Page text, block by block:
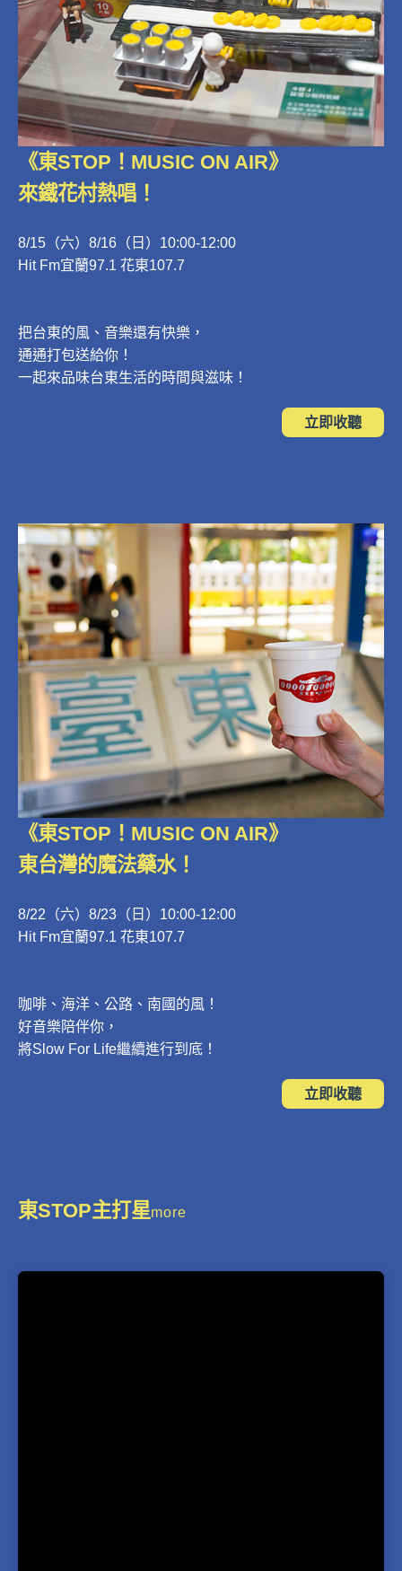
《東STOP！MUSIC ON AIR》
來鐵花村熱唱！
8/15（六）8/16（日）10:00-12:00
Hit Fm宜蘭97.1 花東107.7
把台東的風、音樂還有快樂，
通通打包送給你！
一起來品味台東生活的時間與滋味！
立即收聽
《東STOP！MUSIC ON AIR》
東台灣的魔法藥水！
8/22（六）8/23（日）10:00-12:00
Hit Fm宜蘭97.1 花東107.7
咖啡、海洋、公路、南國的風！
好音樂陪伴你，
將Slow For Life繼續進行到底！
立即收聽
東STOP主打星more